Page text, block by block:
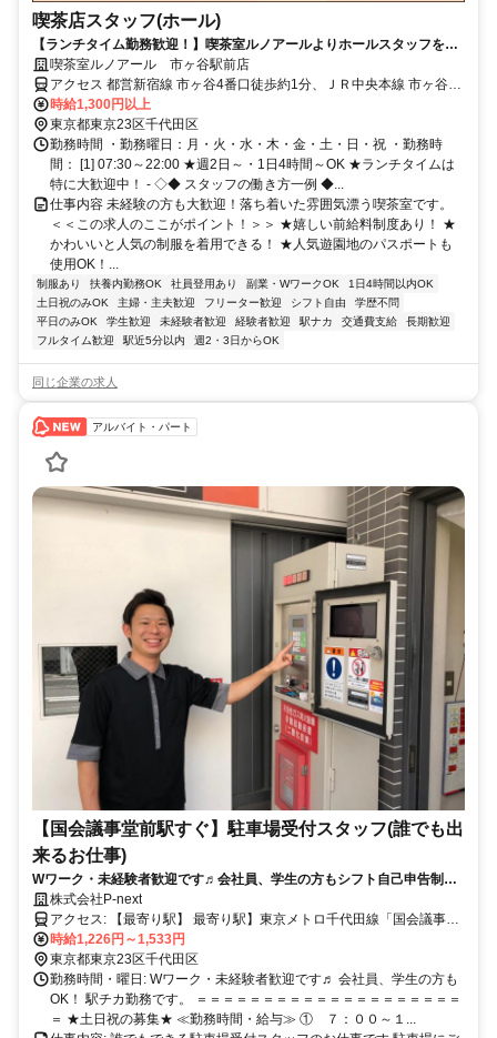
喫茶店スタッフ(ホール)
【ランチタイム勤務歓迎！】喫茶室ルノアールよりホールスタッフを募
集！前給＆かわいいと人気の制服も◎
喫茶室ルノアール 市ヶ谷駅前店
アクセス 都営新宿線 市ヶ谷4番口徒歩約1分、ＪＲ中央本線 市ヶ谷4
番口徒歩約1分、東京メトロ有楽町線 市ヶ谷4番口徒歩約1分
時給1,300円以上
東京都東京23区千代田区
勤務時間 ・勤務曜日：月・火・水・木・金・土・日・祝 ・勤務時
間： [1] 07:30～22:00 ★週2日～・1日4時間～OK ★ランチタイムは
特に大歓迎中！ - ◇◆ スタッフの働き方一例 ◆...
仕事内容 未経験の方も大歓迎！落ち着いた雰囲気漂う喫茶室です。
＜＜この求人のここがポイント！＞＞ ★嬉しい前給料制度あり！ ★
かわいいと人気の制服を着用できる！ ★人気遊園地のパスポートも
使用OK！...
制服あり 扶養内勤務OK 社員登用あり 副業・WワークOK
1日4時間以内OK
土日祝のみOK
主婦・主夫歓迎 フリーター歓迎 シフト自由
学歴不問
平日のみOK
学生歓迎 未経験者歓迎 経験者歓迎 駅ナカ 交通費支給
長期歓迎
フルタイム歓迎
駅近5分以内 週2・3日からOK
同じ企業の求人
アルバイト・パート
【国会議事堂前駅すぐ】駐車場受付スタッフ(誰でも出
来るお仕事)
Wワーク・未経験者歓迎です♬会社員、学生の方もシフト自己申告制な
ので自分に合った無理のない働き方OK！駅からすぐの勤務です(^_-)-☆
株式会社P-next
アクセス: 【最寄り駅】 最寄り駅】東京メトロ千代田線「国会議事堂
前駅」徒歩3分 東京メトロ南北線「溜池山王駅」徒歩5分 東京メトロ
丸ノ内線・銀座線「赤坂見附駅」徒歩5分 東京メトロ半蔵門線「永田
町駅」徒歩5分
時給1,226円～1,533円
東京都東京23区千代田区
勤務時間・曜日: Wワーク・未経験者歓迎です♬ 会社員、学生の方も
OK！ 駅チカ勤務です。 ＝＝＝＝＝＝＝＝＝＝＝＝＝＝＝＝＝＝＝＝
＝ ★土日祝の募集★ ≪勤務時間・給与≫ ① ７：００～１...